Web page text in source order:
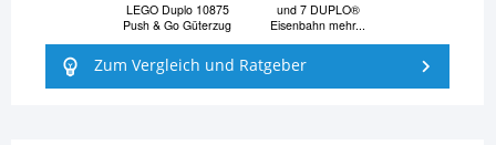
LEGO Duplo 10875
Push & Go Güterzug
und 7 DUPLO®
Eisenbahn mehr...
Zum Vergleich und Ratgeber